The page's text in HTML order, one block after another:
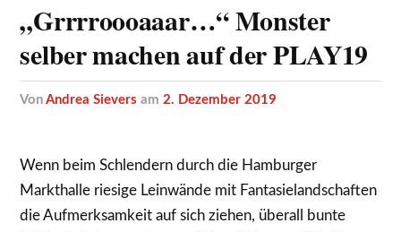
„Grrrroooaaar…“ Monster
selber machen auf der PLAY19
vonAndrea Sievers am2. Dezember 2019
Wenn beim Schlendern durch die Hamburger
Markthalle riesige Leinwände mit Fantasielandschaften
die Aufmerksamkeit auf sich ziehen, überall bunte